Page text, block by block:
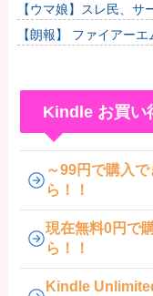
【ウマ娘】スレ民、サ
ず拒否してしまう
【朗報】 ファイアー
Kindle お買い
～99円で購入
ら！！
現在無料0円で
ら！！
Kindle